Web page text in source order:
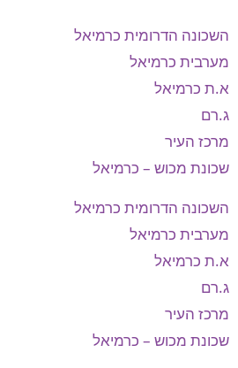
השכונה הדרומית כרמיאל
מערבית כרמיאל
א.ת כרמיאל
ג.רם
מרכז העיר
שכונת מכוש – כרמיאל
השכונה הדרומית כרמיאל
מערבית כרמיאל
א.ת כרמיאל
ג.רם
מרכז העיר
שכונת מכוש – כרמיאל